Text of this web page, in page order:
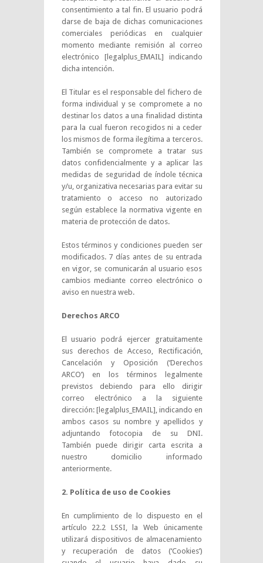
consentimiento a tal fin. El usuario podrá
darse de baja de dichas comunicaciones
comerciales periódicas en cualquier
momento mediante remisión al correo
electrónico [legalplus_EMAIL] indicando
dicha intención.
El Titular es el responsable del fichero de
forma individual y se compromete a no
destinar los datos a una finalidad distinta
para la cual fueron recogidos ni a ceder
los mismos de forma ilegítima a terceros.
También se compromete a tratar sus
datos confidencialmente y a aplicar las
medidas de seguridad de índole técnica
y/u, organizativa necesarias para evitar su
tratamiento o acceso no autorizado
según establece la normativa vigente en
materia de protección de datos.
Estos términos y condiciones pueden ser
modificados. 7 días antes de su entrada
en vigor, se comunicarán al usuario esos
cambios mediante correo electrónico o
aviso en nuestra web.
Derechos ARCO
El usuario podrá ejercer gratuitamente
sus derechos de Acceso, Rectificación,
Cancelación y Oposición (‘Derechos
ARCO’) en los términos legalmente
previstos debiendo para ello dirigir
correo electrónico a la siguiente
dirección: [legalplus_EMAIL], indicando en
ambos casos su nombre y apellidos y
adjuntando fotocopia de su DNI.
También puede dirigir carta escrita a
nuestro domicilio informado
anteriormente.
2. Política de uso de Cookies
En cumplimiento de lo dispuesto en el
artículo 22.2 LSSI, la Web únicamente
utilizará dispositivos de almacenamiento
y recuperación de datos (‘Cookies’)